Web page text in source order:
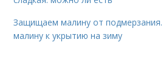
Защищаем малину от
малину к укрытию на зиму